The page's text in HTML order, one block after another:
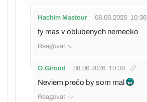
Hachim Mastour 08.06.2026 10:36
ty mas v oblubenych nemecko
Reagovat
O.Giroud 08.06.2026 10:38
Neviem prečo by som mal
Reagovat